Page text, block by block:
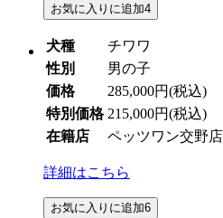
お気に入りに追加4
犬種
チワワ
性別
男の子
価格
285,000円(税込)
特別価格 215,000円(税込)
在籍店
ペッツワン交野店
詳細はこちら
お気に入りに追加6